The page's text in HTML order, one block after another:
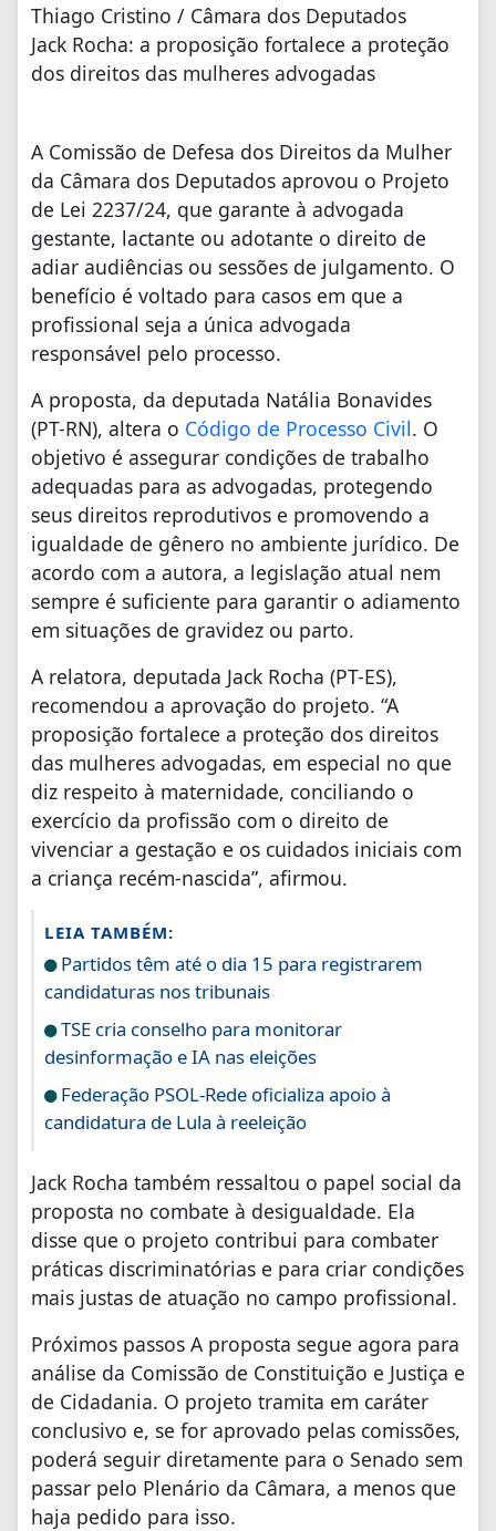
Thiago Cristino / Câmara dos Deputados
Jack Rocha: a proposição fortalece a proteção
dos direitos das mulheres advogadas
A Comissão de Defesa dos Direitos da Mulher
da Câmara dos Deputados aprovou o Projeto
de Lei 2237/24, que garante à advogada
gestante, lactante ou adotante o direito de
adiar audiências ou sessões de julgamento. O
benefício é voltado para casos em que a
profissional seja a única advogada
responsável pelo processo.
A proposta, da deputada Natália Bonavides
(PT-RN), altera o Código de Processo Civil. O
objetivo é assegurar condições de trabalho
adequadas para as advogadas, protegendo
seus direitos reprodutivos e promovendo a
igualdade de gênero no ambiente jurídico. De
acordo com a autora, a legislação atual nem
sempre é suficiente para garantir o adiamento
em situações de gravidez ou parto.
A relatora, deputada Jack Rocha (PT-ES),
recomendou a aprovação do projeto. “A
proposição fortalece a proteção dos direitos
das mulheres advogadas, em especial no que
diz respeito à maternidade, conciliando o
exercício da profissão com o direito de
vivenciar a gestação e os cuidados iniciais com
a criança recém-nascida”, afirmou.
LEIA TAMBÉM:
Partidos têm até o dia 15 para registrarem
candidaturas nos tribunais
TSE cria conselho para monitorar
desinformação e IA nas eleições
Federação PSOL-Rede oficializa apoio à
candidatura de Lula à reeleição
Jack Rocha também ressaltou o papel social da
proposta no combate à desigualdade. Ela
disse que o projeto contribui para combater
práticas discriminatórias e para criar condições
mais justas de atuação no campo profissional.
Próximos passos A proposta segue agora para
análise da Comissão de Constituição e Justiça e
de Cidadania. O projeto tramita em caráter
conclusivo e, se for aprovado pelas comissões,
poderá seguir diretamente para o Senado sem
passar pelo Plenário da Câmara, a menos que
haja pedido para isso.